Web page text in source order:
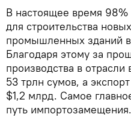
В настоящее время
для строительства
промышленных зданий
Благодаря этому за
производства в
53 трлн сумов, а
$1,2 млрд. Самое
путь импортозамещения.